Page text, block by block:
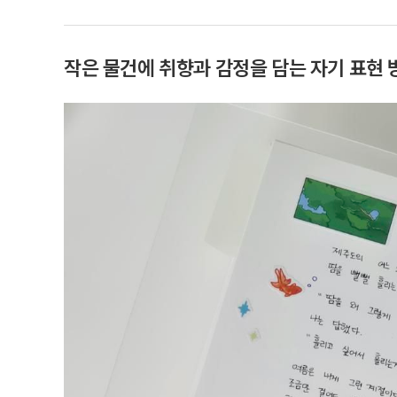
작은 물건에 취향과 감정을 담는 자기 표현